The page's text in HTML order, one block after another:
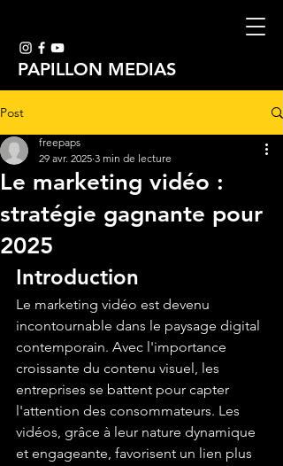
PAPILLON MEDIAS
Post
Le marketing vidéo :
stratégie gagnante pour
2025
freepaps
29 avr. 2025 3 min de lecture
Introduction
Le marketing vidéo est devenu
incontournable dans le paysage digital
contemporain. Avec l'importance
croissante du contenu visuel, les
entreprises se battent pour capter
l'attention des consommateurs. Les
vidéos, grâce à leur nature dynamique
et engageante, favorisent un lien plus